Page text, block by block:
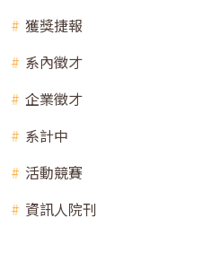
獲獎捷報
系內徵才
企業徵才
系計中
活動競賽
資訊人院刊